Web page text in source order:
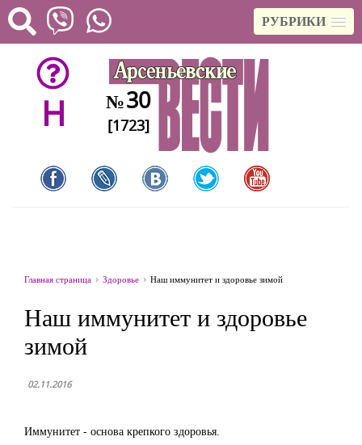
РУБРИКИ
H №30
[1723]
Главная страница Здоровье Наш иммунитет и здоровье зимой
Наш иммунитет и здоровье
зимой
02.11.2016
Иммунитет - основа крепкого здоровья.